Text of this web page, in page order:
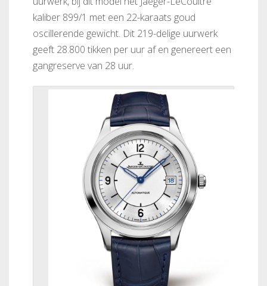
kaliber 899/1 met een 22-karaats goud
oscillerende gewicht. Dit 219-delige uurwerk
geeft 28.800 tikken per uur af en genereert een
gangreserve van 28 uur.